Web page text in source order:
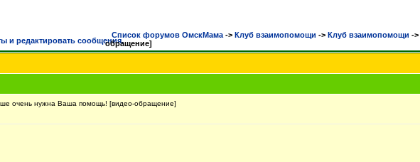
Список форумов ОмскМама -> Клуб взаимопомощи -> Клуб взаимопомощи ->
обращение]
очень нужна Ваша помощь! [видео-обращение]